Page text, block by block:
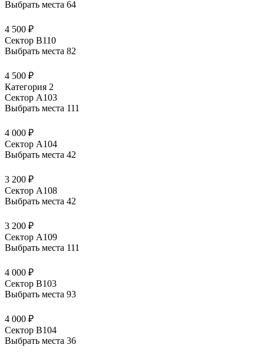
Выбрать места 64
4 500 ₽
Сектор В110
Выбрать места 82
4 500 ₽
Категория 2
Сектор А103
Выбрать места 111
4 000 ₽
Сектор А104
Выбрать места 42
3 200 ₽
Сектор А108
Выбрать места 42
3 200 ₽
Сектор А109
Выбрать места 111
4 000 ₽
Сектор В103
Выбрать места 93
4 000 ₽
Сектор В104
Выбрать места 36